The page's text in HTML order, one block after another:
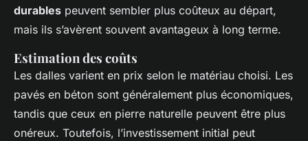
durables peuvent sembler plus coûteux au départ,
mais ils s’avèrent souvent avantageux à long terme.
Estimation des coûts
Les dalles varient en prix selon le matériau choisi. Les
pavés en béton sont généralement plus économiques,
tandis que ceux en pierre naturelle peuvent être plus
onéreux. Toutefois, l’investissement initial peut